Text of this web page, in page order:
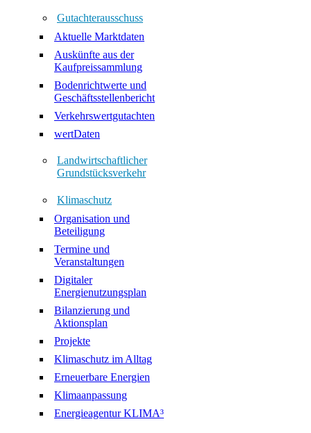
Gutachterausschuss
Aktuelle Marktdaten
Auskünfte aus der
Kaufpreissammlung
Bodenrichtwerte und
Geschäftsstellenbericht
Verkehrswertgutachten
wertDaten
Landwirtschaftlicher
Grundstücksverkehr
Klimaschutz
Organisation und
Beteiligung
Termine und
Veranstaltungen
Digitaler
Energienutzungsplan
Bilanzierung und
Aktionsplan
Projekte
Klimaschutz im Alltag
Erneuerbare Energien
Klimaanpassung
Energieagentur KLIMA³